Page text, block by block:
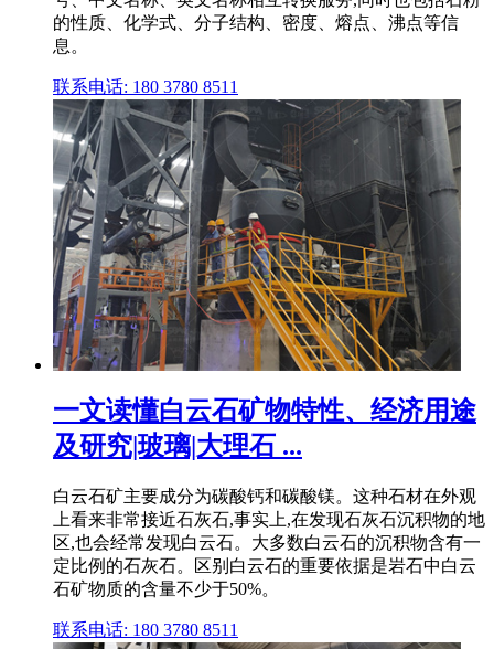
的性质、化学式、分子结构、密度、熔点、沸点等信
息。
联系电话: 180 3780 8511
一文读懂白云石矿物特性、经济用途
及研究|玻璃|大理石 ...
白云石矿主要成分为碳酸钙和碳酸镁。这种石材在外观
上看来非常接近石灰石,事实上,在发现石灰石沉积物的地
区,也会经常发现白云石。大多数白云石的沉积物含有一
定比例的石灰石。区别白云石的重要依据是岩石中白云
石矿物质的含量不少于50%。
联系电话: 180 3780 8511